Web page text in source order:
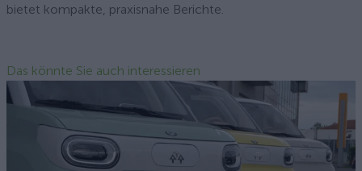
bietet kompakte, praxisnahe Berichte.
Das könnte Sie auch interessieren